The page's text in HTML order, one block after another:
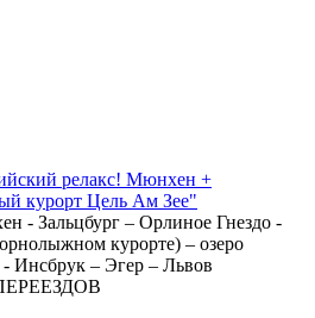
релакс! Мюнхен +
курорт Цель Ам Зее"
- Зальцбург – Орлиное Гнездо -
курорте) – озеро
Инсбрук – Эгер – Львов